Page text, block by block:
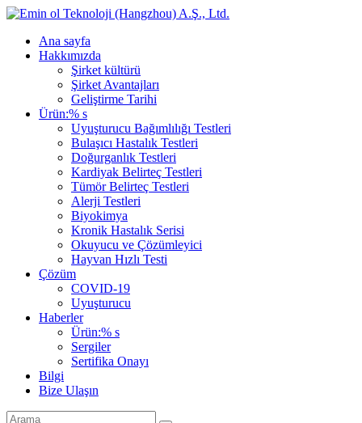
Ana sayfa
Hakkımızda
Şirket kültürü
Şirket Avantajları
Geliştirme Tarihi
Ürün:% s
Uyuşturucu Bağımlılığı Testleri
Bulaşıcı Hastalık Testleri
Doğurganlık Testleri
Kardiyak Belirteç Testleri
Tümör Belirteç Testleri
Alerji Testleri
Biyokimya
Kronik Hastalık Serisi
Okuyucu ve Çözümleyici
Hayvan Hızlı Testi
Çözüm
COVID-19
Uyuşturucu
Haberler
Ürün:% s
Sergiler
Sertifika Onayı
Bilgi
Bize Ulaşın